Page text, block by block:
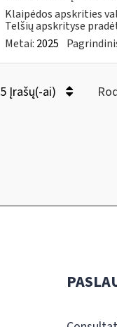
Klaipėdos apskrities
Telšių apskrityse
Metai: 2025
5 Įrašų(-ai)